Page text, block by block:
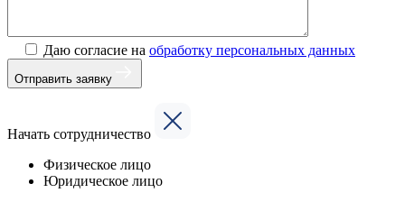
Даю согласие на обработку персональных данных
Отправить заявку
Начать сотрудничество
Физическое лицо
Юридическое лицо